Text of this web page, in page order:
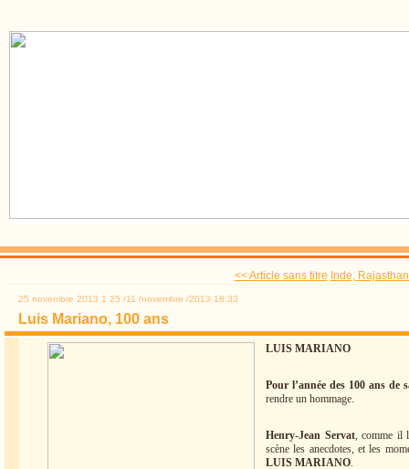
<< Article sans titre Inde,
25 novembre 2013 1 25 /11 /novembre /2013 18:33
Luis Mariano, 100 ans
LUIS MARIANO
Pour l’année des 100 ans de
rendre un hommage.
Henry-Jean Servat, comme il
scène les anecdotes, et les
LUIS MARIANO.